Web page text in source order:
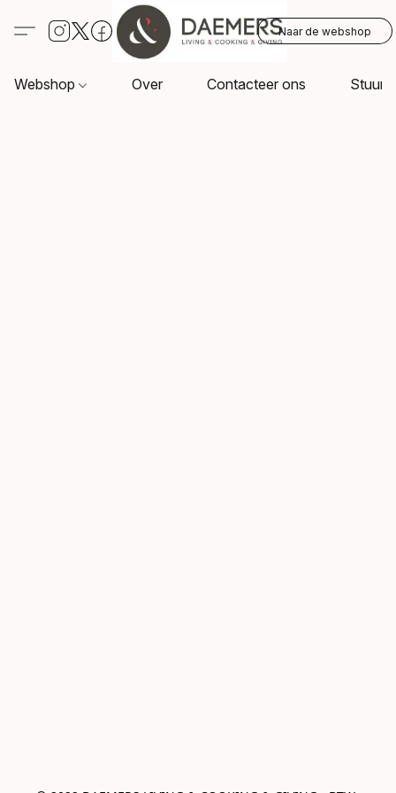
Naar de webshop
Webshop Over Contacteer ons Stuur